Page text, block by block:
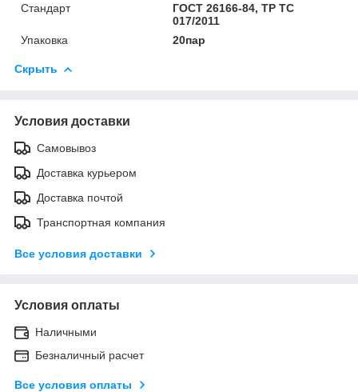
Стандарт
ГОСТ 26166-84, ТР ТС
017/2011
Упаковка
20пар
Скрыть
Условия доставки
Самовывоз
Доставка курьером
Доставка почтой
Транспортная компания
Все условия доставки
Условия оплаты
Наличными
Безналичный расчет
Все условия оплаты